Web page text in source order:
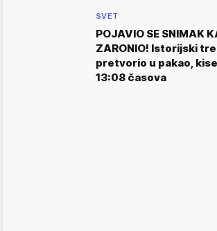
SVET
POJAVIO SE SNIMAK
ZARONIO! Istorijski
pretvorio u pakao,
13:08 časova